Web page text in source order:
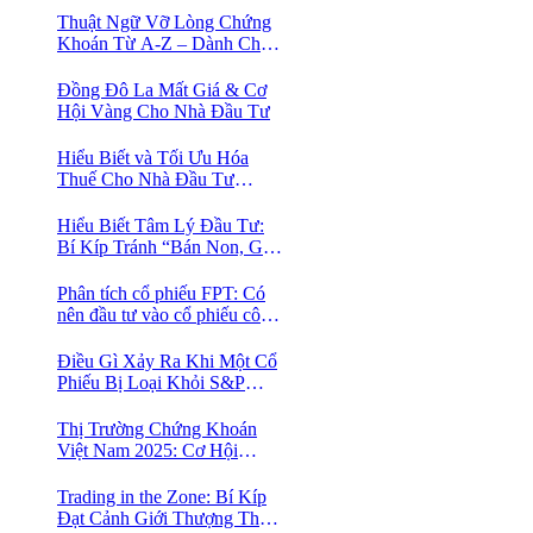
Thuật Ngữ Vỡ Lòng Chứng
Khoán Từ A-Z – Dành Cho
Đồng Đô La Mất Giá & Cơ
Hội Vàng Cho Nhà Đầu Tư
Hiểu Biết và Tối Ưu Hóa
Thuế Cho Nhà Đầu Tư
Hiểu Biết Tâm Lý Đầu Tư:
Bí Kíp Tránh “Bán Non, Giữ
Thị Trường Chứng Khoán
Phân tích cổ phiếu FPT: Có
nên đầu tư vào cổ phiếu công
Điều Gì Xảy Ra Khi Một Cổ
Phiếu Bị Loại Khỏi S&P
Thị Trường Chứng Khoán
Việt Nam 2025: Cơ Hội
Index 🤑
Trading in the Zone: Bí Kíp
Đạt Cảnh Giới Thượng Thừa